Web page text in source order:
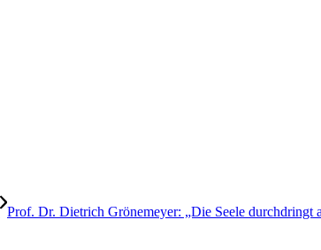
Prof. Dr. Dietrich Grönemeyer: „Die Seele durchdringt